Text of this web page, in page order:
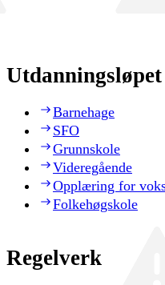
Utdanningsløpet
Barnehage
SFO
Grunnskole
Videregående
Opplæring for
Folkehøgskole
Regelverk